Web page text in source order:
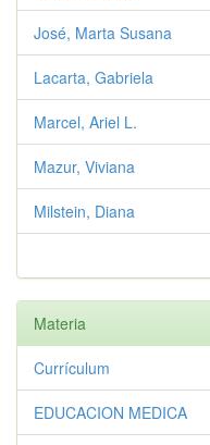
José, Marta Susana
Lacarta, Gabriela
Marcel, Ariel L.
Mazur, Viviana
Milstein, Diana
Materia
Currículum
EDUCACION MEDICA